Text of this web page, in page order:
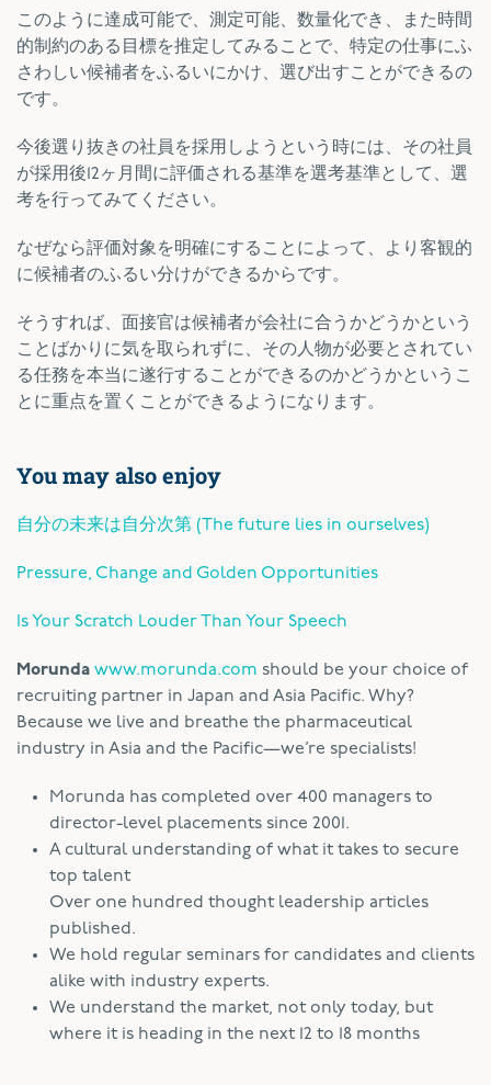
このように達成可能で、測定可能、数量化でき、また時間
的制約のある目標を推定してみることで、特定の仕事にふ
さわしい候補者をふるいにかけ、選び出すことができるの
です。
今後選り抜きの社員を採用しようという時には、その社員
が採用後12ヶ月間に評価される基準を選考基準として、選
考を行ってみてください。
なぜなら評価対象を明確にすることによって、より客観的
に候補者のふるい分けができるからです。
そうすれば、面接官は候補者が会社に合うかどうかという
ことばかりに気を取られずに、その人物が必要とされてい
る任務を本当に遂行することができるのかどうかというこ
とに重点を置くことができるようになります。
You may also enjoy
自分の未来は自分次第 (The future lies in ourselves)
Pressure, Change and Golden Opportunities
Is Your Scratch Louder Than Your Speech
Morunda www.morunda.com should be your choice of
recruiting partner in Japan and Asia Pacific. Why?
Because we live and breathe the pharmaceutical
industry in Asia and the Pacific—we’re specialists!
Morunda has completed over 400 managers to
director-level placements since 2001.
A cultural understanding of what it takes to secure
top talent
Over one hundred thought leadership articles
published.
We hold regular seminars for candidates and clients
alike with industry experts.
We understand the market, not only today, but
where it is heading in the next 12 to 18 months